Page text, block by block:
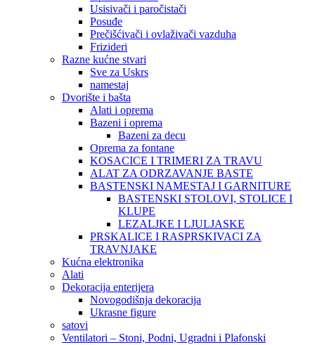
Usisivači i paročistači
Posuđe
Prečišćivači i ovlaživači vazduha
Frizideri
Razne kućne stvari
Sve za Uskrs
namestaj
Dvorište i bašta
Alati i oprema
Bazeni i oprema
Bazeni za decu
Oprema za fontane
KOSACICE I TRIMERI ZA TRAVU
ALAT ZA ODRZAVANJE BASTE
BASTENSKI NAMESTAJ I GARNITURE
BASTENSKI STOLOVI, STOLICE I
KLUPE
LEZALJKE I LJULJASKE
PRSKALICE I RASPRSKIVACI ZA
TRAVNJAKE
Kućna elektronika
Alati
Dekoracija enterijera
Novogodišnja dekoracija
Ukrasne figure
satovi
Ventilatori – Stoni, Podni, Ugradni i Plafonski